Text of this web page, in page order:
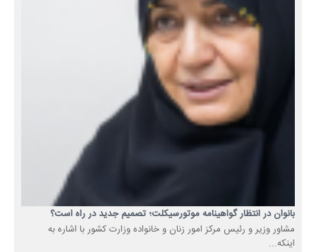
بانوان در انتظار گواهینامه موتورسیکلت؛ تصمیم جدید در راه است؟
مشاور وزیر و رئیس مرکز امور زنان و خانواده وزارت کشور با اشاره به
اینکه...